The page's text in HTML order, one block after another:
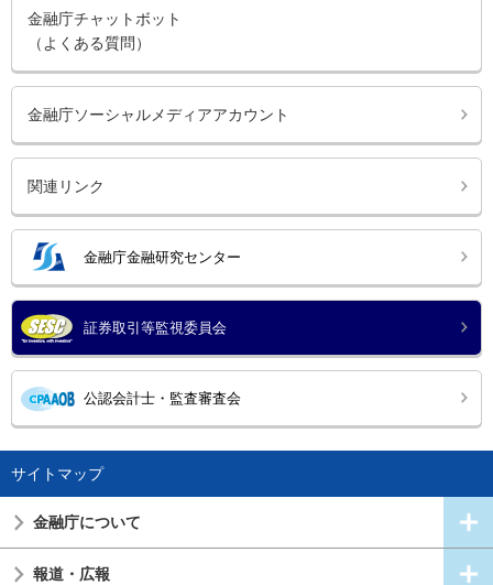
金融庁チャットボット
（よくある質問）
金融庁ソーシャルメディアアカウント
関連リンク
金融庁金融研究センター
証券取引等監視委員会
公認会計士・監査審査会
サイトマップ
金融庁について
報道・広報